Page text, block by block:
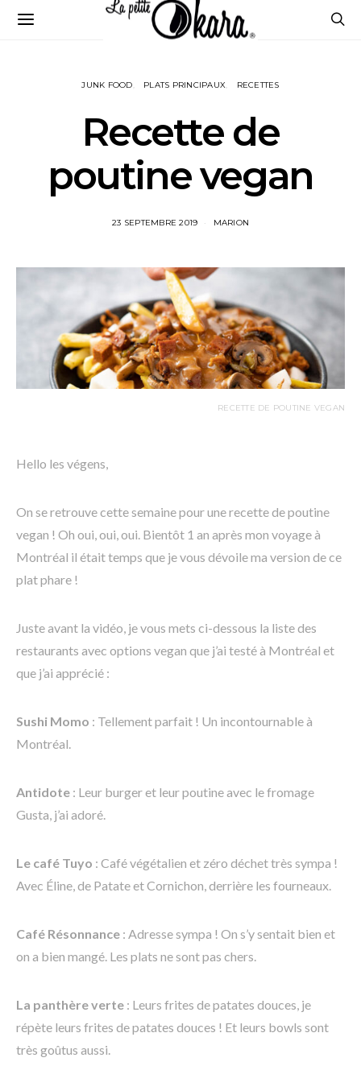
JUNK FOOD PLATS PRINCIPAUX RECETTES
Recette de
poutine vegan
23 SEPTEMBRE 2019 MARION
RECETTE DE POUTINE VEGAN
Hello les végens,
On se retrouve cette semaine pour une recette de poutine
vegan ! Oh oui, oui, oui. Bientôt 1 an après mon voyage à
Montréal il était temps que je vous dévoile ma version de ce
plat phare !
Juste avant la vidéo, je vous mets ci-dessous la liste des
restaurants avec options vegan que j’ai testé à Montréal et
que j’ai apprécié :
Sushi Momo : Tellement parfait ! Un incontournable à
Montréal.
Antidote : Leur burger et leur poutine avec le fromage
Gusta, j’ai adoré.
Le café Tuyo : Café végétalien et zéro déchet très sympa !
Avec Éline, de Patate et Cornichon, derrière les fourneaux.
Café Résonnance : Adresse sympa ! On s’y sentait bien et
on a bien mangé. Les plats ne sont pas chers.
La panthère verte : Leurs frites de patates douces, je
répète leurs frites de patates douces ! Et leurs bowls sont
très goûtus aussi.